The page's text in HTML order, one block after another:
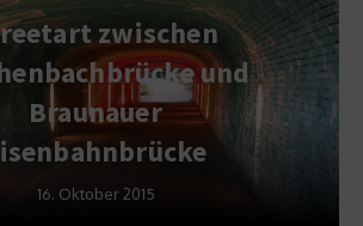
zwischen
und
Braunauer
16. Oktober 2015